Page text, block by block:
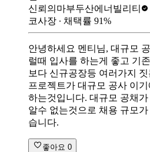
신뢰의마부두산에너빌리티
코사장 ∙ 채택률 91%
안녕하세요 멘티님, 대규모
럴때 입사를 하는게 좋고 기
보다 신규공장등 여러가지
프로젝트가 대규모 공사 이
하는것입니다. 대규모 공채
알수 없는것으로 채용 규모
습니다.
좋아요 0